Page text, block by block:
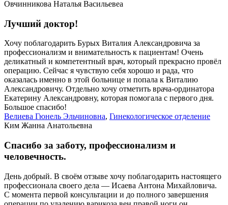
Овчинникова Наталья Васильевеа
Лучший доктор!
Хочу поблагодарить Бурых Виталия Александровича за
профессионализм и внимательность к пациентам! Очень
деликатный и компетентный врач, который прекрасно провёл
операцию. Сейчас я чувствую себя хорошо и рада, что
оказалась именно в этой больнице и попала к Виталию
Александровичу. Отдельно хочу отметить врача-ординатора
Екатерину Александровну, которая помогала с первого дня.
Большое спасибо!
Велиева Гюнель Эльчиновна, Гинекологическое отделение
Ким Жанна Анатольевна
Спасибо за заботу, профессионализм и
человечность.
День добрый. В своём отзыве хочу поблагодарить настоящего
профессионала своего дела — Исаева Антона Михайловича.
С момента первой консультации и до полного завершения